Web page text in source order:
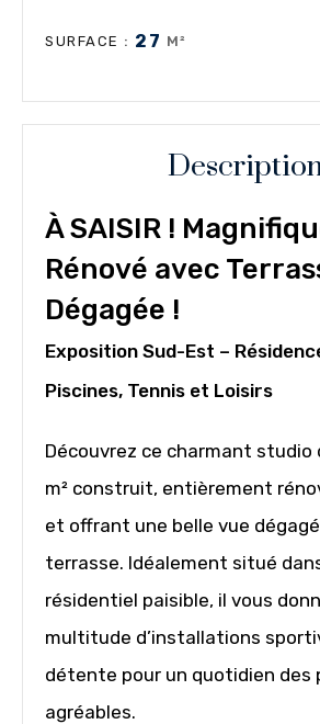
SURFACE : 27 M²
À SAISIR !
Rénové avec
Dégagée !
Exposition Sud-Est –
Piscines, Tennis et Loisirs
Découvrez ce charmant studio
m² construit, entièrement
et offrant une belle vue
terrasse. Idéalement situé
résidentiel paisible, il vous
multitude d’installations
détente pour un quotidien des
agréables.